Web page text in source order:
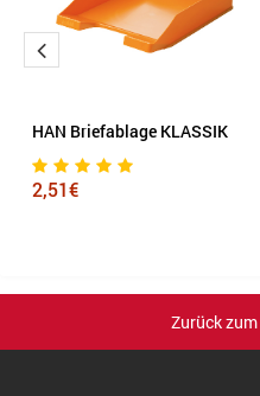
HAN Briefablage KLASSIK
2,51€
Zurück